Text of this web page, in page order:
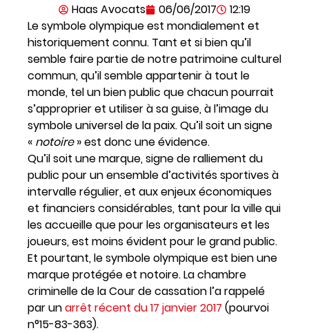
Haas Avocats 06/06/2017
12:19
Le symbole olympique est mondialement et
historiquement connu. Tant et si bien qu’il
semble faire partie de notre patrimoine culturel
commun, qu’il semble appartenir à tout le
monde, tel un bien public que chacun pourrait
s’approprier et utiliser à sa guise, à l’image du
symbole universel de la paix. Qu’il soit un signe
« notoire» est donc une évidence.
Qu’il soit une marque, signe de ralliement du
public pour un ensemble d’activités sportives à
intervalle régulier, et aux enjeux économiques
et financiers considérables, tant pour la ville qui
les accueille que pour les organisateurs et les
joueurs, est moins évident pour le grand public.
Et pourtant, le symbole olympique est bien une
marque protégée et notoire. La chambre
criminelle de la Cour de cassation l’a rappelé
par unarrêt récent du 17 janvier 2017 (pourvoi
n°15-83-363).